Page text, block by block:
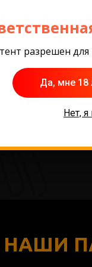
НАШИ
разрешен для
Да, мне 18
Нет,